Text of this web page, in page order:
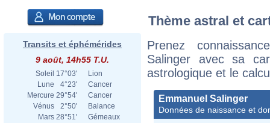
Transits et éphémérides
9 août, 14h55 T.U.
Soleil 17°03'
Lion
Lune
4°23'
Cancer
Mercure 29°54'
Cancer
Vénus
2°50'
Balance
Mars 28°51'
Gémeaux
Thème astral et
Prenez
Salinger avec sa
astrologique et le
Emmanuel Salinger
Données de naissance et